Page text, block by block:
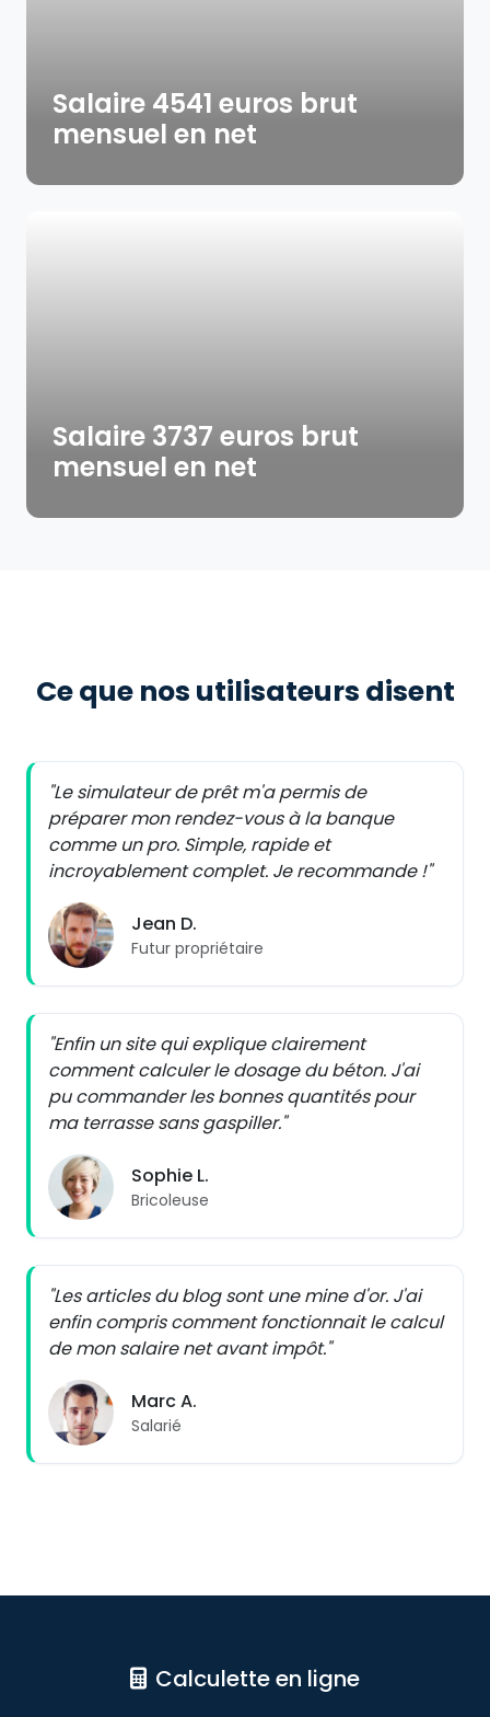
Salaire 4541 euros brut
mensuel en net
Salaire 3737 euros brut
mensuel en net
Ce que nos utilisateurs disent
"Le simulateur de prêt m'a permis de
préparer mon rendez-vous à la banque
comme un pro. Simple, rapide et
incroyablement complet. Je recommande !"
Jean D.
Futur propriétaire
"Enfin un site qui explique clairement
comment calculer le dosage du béton. J'ai
pu commander les bonnes quantités pour
ma terrasse sans gaspiller."
Sophie L.
Bricoleuse
"Les articles du blog sont une mine d'or. J'ai
enfin compris comment fonctionnait le calcul
de mon salaire net avant impôt."
Marc A.
Salarié
Calculette en ligne